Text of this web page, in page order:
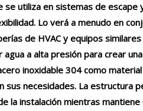
se utiliza en sistemas de
Lo verá a menudo en
de HVAC y equipos
a alta presión para crear
inoxidable 304 como
sus necesidades. La estructura
la instalación mientras